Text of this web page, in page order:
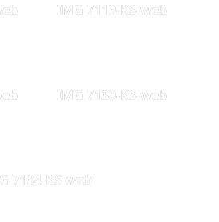
IMG 7119-KS-web
IMG 7130-KS-web
7134-KS-web